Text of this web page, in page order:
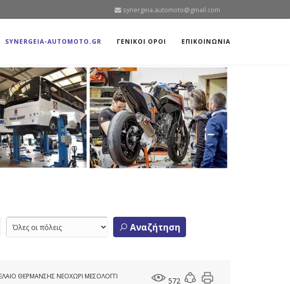
synergeia.automoto@gmail.com
SYNERGEIA-AUTOMOTO.GR ΓΕΝΙΚΟΙ ΟΡΟΙ ΕΠΙΚΟΙΝΩΝΙΑ
Αναζήτηση
572
ΘΕΡΜΑΝΣΗΣ ΝΕΟΧΩΡΙ ΜΕΣΟΛΟΓΓΙ